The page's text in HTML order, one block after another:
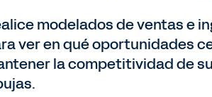
modelados de ventas e
ver en qué oportunidades
la competitividad de